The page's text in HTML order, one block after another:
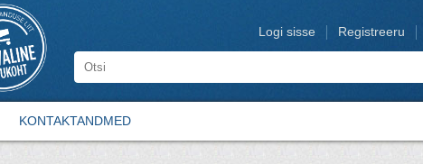
Registreeru
Logi sisse
KONTAKTANDMED